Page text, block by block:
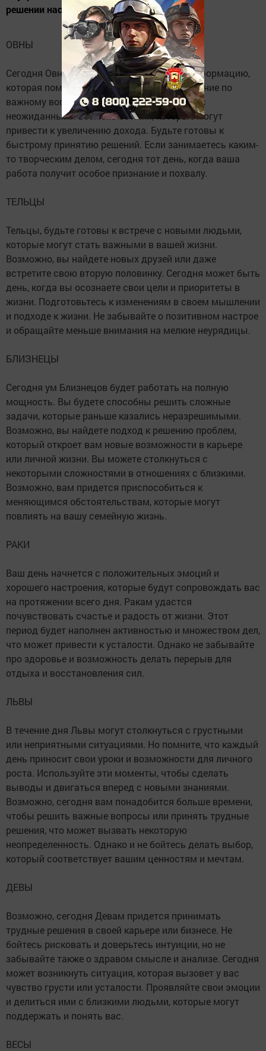
решении насущных проблем.
ОВНЫ
Сегодня Овны смогут получить важную информацию,
которая поможет принять правильное решение по
важному вопросу. Вы можете столкнуться с
неожиданными возможностями, которые могут
привести к увеличению дохода. Будьте готовы к
быстрому принятию решений. Если занимаетесь каким-
то творческим делом, сегодня тот день, когда ваша
работа получит особое признание и похвалу.
ТЕЛЬЦЫ
Тельцы, будьте готовы к встрече с новыми людьми,
которые могут стать важными в вашей жизни.
Возможно, вы найдете новых друзей или даже
встретите свою вторую половинку. Сегодня может быть
день, когда вы осознаете свои цели и приоритеты в
жизни. Подготовьтесь к изменениям в своем мышлении
и подходе к жизни. Не забывайте о позитивном настрое
и обращайте меньше внимания на мелкие неурядицы.
БЛИЗНЕЦЫ
Сегодня ум Близнецов будет работать на полную
мощность. Вы будете способны решить сложные
задачи, которые раньше казались неразрешимыми.
Возможно, вы найдете подход к решению проблем,
который откроет вам новые возможности в карьере
или личной жизни. Вы можете столкнуться с
некоторыми сложностями в отношениях с близкими.
Возможно, вам придется приспособиться к
меняющимся обстоятельствам, которые могут
повлиять на вашу семейную жизнь.
РАКИ
Ваш день начнется с положительных эмоций и
хорошего настроения, которые будут сопровождать вас
на протяжении всего дня. Ракам удастся
почувствовать счастье и радость от жизни. Этот
период будет наполнен активностью и множеством дел,
что может привести к усталости. Однако не забывайте
про здоровье и возможность делать перерыв для
отдыха и восстановления сил.
ЛЬВЫ
В течение дня Львы могут столкнуться с грустными
или неприятными ситуациями. Но помните, что каждый
день приносит свои уроки и возможности для личного
роста. Используйте эти моменты, чтобы сделать
выводы и двигаться вперед с новыми знаниями.
Возможно, сегодня вам понадобится больше времени,
чтобы решить важные вопросы или принять трудные
решения, что может вызвать некоторую
неопределенность. Однако и не бойтесь делать выбор,
который соответствует вашим ценностям и мечтам.
ДЕВЫ
Возможно, сегодня Девам придется принимать
трудные решения в своей карьере или бизнесе. Не
бойтесь рисковать и доверьтесь интуиции, но не
забывайте также о здравом смысле и анализе. Сегодня
может возникнуть ситуация, которая вызовет у вас
чувство грусти или усталости. Проявляйте свои эмоции
и делиться ими с близкими людьми, которые могут
поддержать и понять вас.
ВЕСЫ